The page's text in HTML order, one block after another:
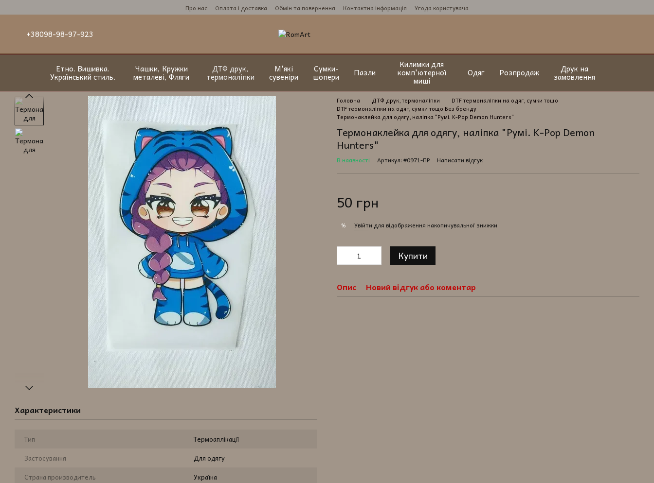
Про нас Оплата і доставка Обмін та повернення Контактна інформація Угода користувача
+38098-98-97-923
Етно. Вишивка.
Український стиль.
Чашки, Кружки
металеві, Фляги
ДТФ друк,
термоналіпки
М'які
сувеніри
Сумки-
шопери Пазли
Килимки для
комп'ютерної
миші
Одяг Розпродаж Друк на
замовлення
Характеристики
Тип
Термоаплікації
Застосування
Для одягу
Страна производитель
Україна
Головна ДТФ друк, термоналіпки
DTF термоналіпки на одяг, сумки тощо
DTF термоналіпки на одяг, сумки тощо Без бренду
Термонаклейка для одягу, наліпка "Румі. K-Pop Demon Hunters"
Термонаклейка для одягу, наліпка "Румі. K-Pop Demon
Hunters"
В наявності Артикул: #0971-ПР Написати відгук
50 грн
% Увійти для відображення накопичувальної знижки
Купити
Опис Новий відгук або коментар